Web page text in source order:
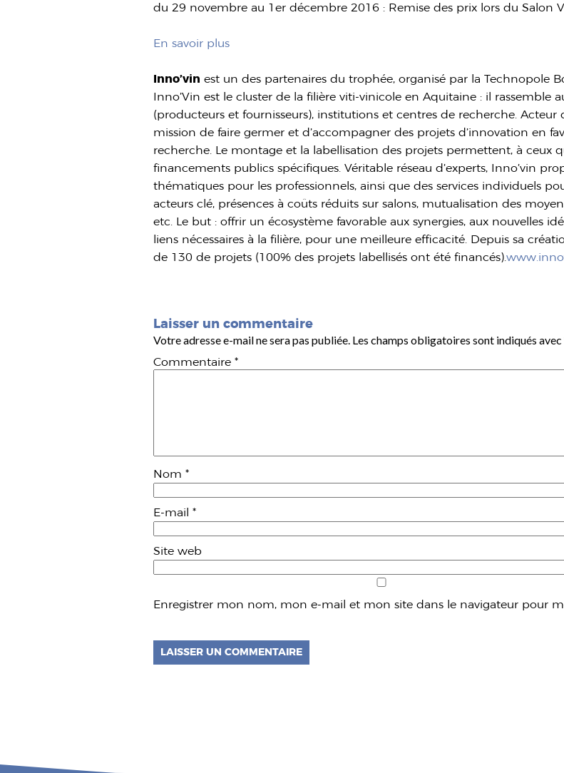
du 29 novembre au 1er décembre 2016 : Remise des prix lors du Salon
En savoir plus
Inno’vin est un des partenaires du trophée, organisé par la Technopole
Inno’Vin est le cluster de la filière viti-vinicole en Aquitaine : il rassemble
(producteurs et fournisseurs), institutions et centres de recherche.
mission de faire germer et d’accompagner des projets d’innovation en
recherche. Le montage et la labellisation des projets permettent, à ceux
financements publics spécifiques. Véritable réseau d’experts, Inno’vin
thématiques pour les professionnels, ainsi que des services individuels
acteurs clé, présences à coûts réduits sur salons, mutualisation des
etc. Le but : offrir un écosystème favorable aux synergies, aux nouvelles
liens nécessaires à la filière, pour une meilleure efficacité. Depuis sa
de 130 de projets (100% des projets labellisés ont été financés).
Laisser un commentaire
Votre adresse e-mail ne sera pas publiée. Les champs obligatoires sont indiqués avec
Commentaire*
Nom*
E-mail*
Site web
Enregistrer mon nom, mon e-mail et mon site dans le navigateur pour